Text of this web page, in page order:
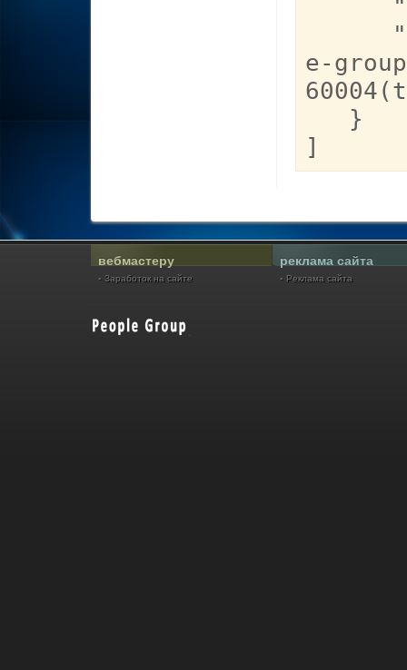
e-
]
вебмастеру
Заработок на сайте
реклама сайта
Реклама сайта